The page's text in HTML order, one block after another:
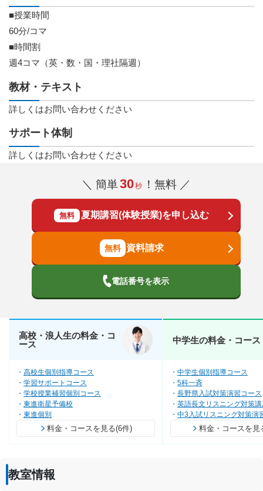
■授業時間
60分/コマ
■時間割
週4コマ（英・数・国・理社隔週）
教材・テキスト
詳しくはお問い合わせください
サポート体制
詳しくはお問い合わせください
＼ 簡単30秒 ！無料 ／
無料 夏期講習(体験授業)を申し込む
資料請求
電話番号を表示
高校・浪人生の料金・コ
ース
高校生個別指導コース
学習サポートコース
学校授業補習個別コース
東進衛星予備校
東進個別
料金・コースを見る(6件)
中学生の料金・コース
中学生個別指導コース
5科一斉
長野県入試対策演習コース
英語長文リスニング対策
中3入試リスニング対策演
料金・コースを見
教室情報